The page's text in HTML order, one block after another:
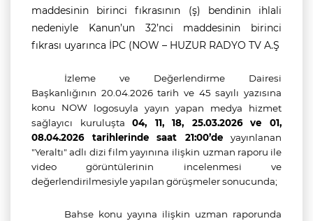
maddesinin birinci fıkrasının (ş) bendinin ihlali
nedeniyle Kanun’un 32’nci maddesinin birinci
fıkrası uyarınca İPC (NOW – HUZUR RADYO TV A.Ş
İzleme ve Değerlendirme Dairesi
Başkanlığının 20.04.2026 tarih ve 45 sayılı yazısına
konu NOW logosuyla yayın yapan medya hizmet
sağlayıcı kuruluşta04, 11, 18, 25.03.2026 ve 01,
08.04.2026 tarihlerinde saat 21:00’de yayınlanan
"Yeraltı" adlı dizi film yayınına ilişkin uzman raporu ile
video görüntülerinin incelenmesi ve
değerlendirilmesiyle yapılan görüşmeler sonucunda;
Bahse konu yayına ilişkin uzman raporunda